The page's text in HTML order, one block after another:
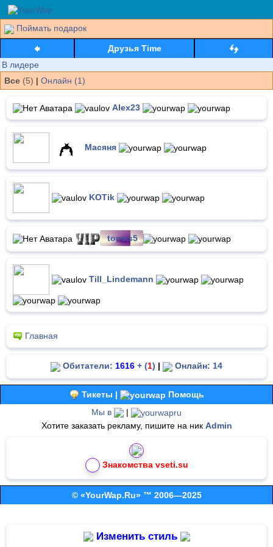
Поймать подарок
Друзья Time
В лидере
Все (5) | Онлайн (1)
Alex23
Масяня
KOTik
tomas5
Till_Lindemann
Главная
Обитатели: 1616 + (1) | Онлайн: 14
Тикеты |
Помощь
Мы в
|
Хотите заказать рекламу, пишите на ник Admin
Знакомства vseti.su
© «YourWap.Ru» ™ 2006—2025
Изменить стиль